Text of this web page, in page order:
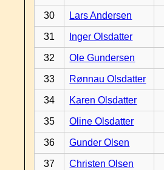
30 Lars Andersen
31 Inger Olsdatter
32 Ole Gundersen
33 Rønnau Olsdatter
34 Karen Olsdatter
35 Oline Olsdatter
36 Gunder Olsen
37 Christen Olsen